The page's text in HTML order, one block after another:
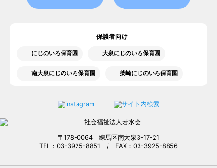
保護者向け
にじのいろ保育園 大泉にじのいろ保育園
南大泉にじのいろ保育園 柴崎にじのいろ保育園
〒178-0064 練馬区南大泉3-17-21
TEL：03-3925-8851 / FAX：03-3925-8856